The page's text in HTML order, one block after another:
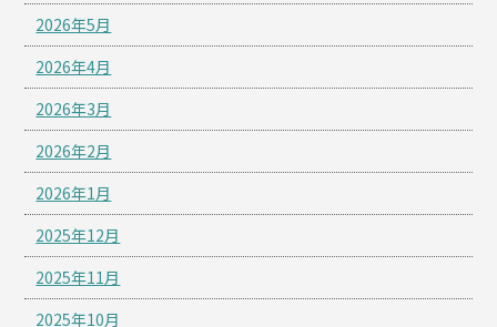
2026年5月
2026年4月
2026年3月
2026年2月
2026年1月
2025年12月
2025年11月
2025年10月